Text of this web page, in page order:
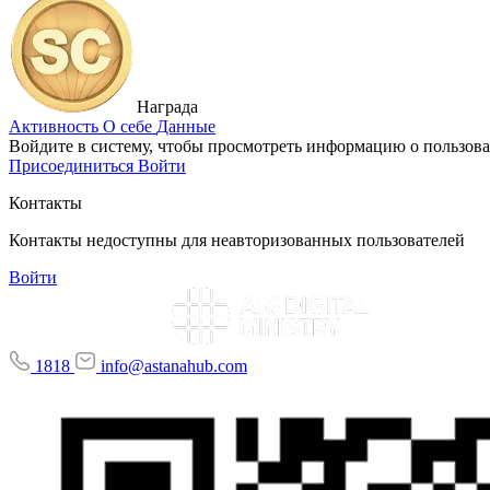
Награда
Активность О себе Данные
Войдите в систему, чтобы просмотреть информацию о
Присоединиться Войти
Контакты
Контакты недоступны для неавторизованных пользователей
Войти
1818 info@astanahub.com